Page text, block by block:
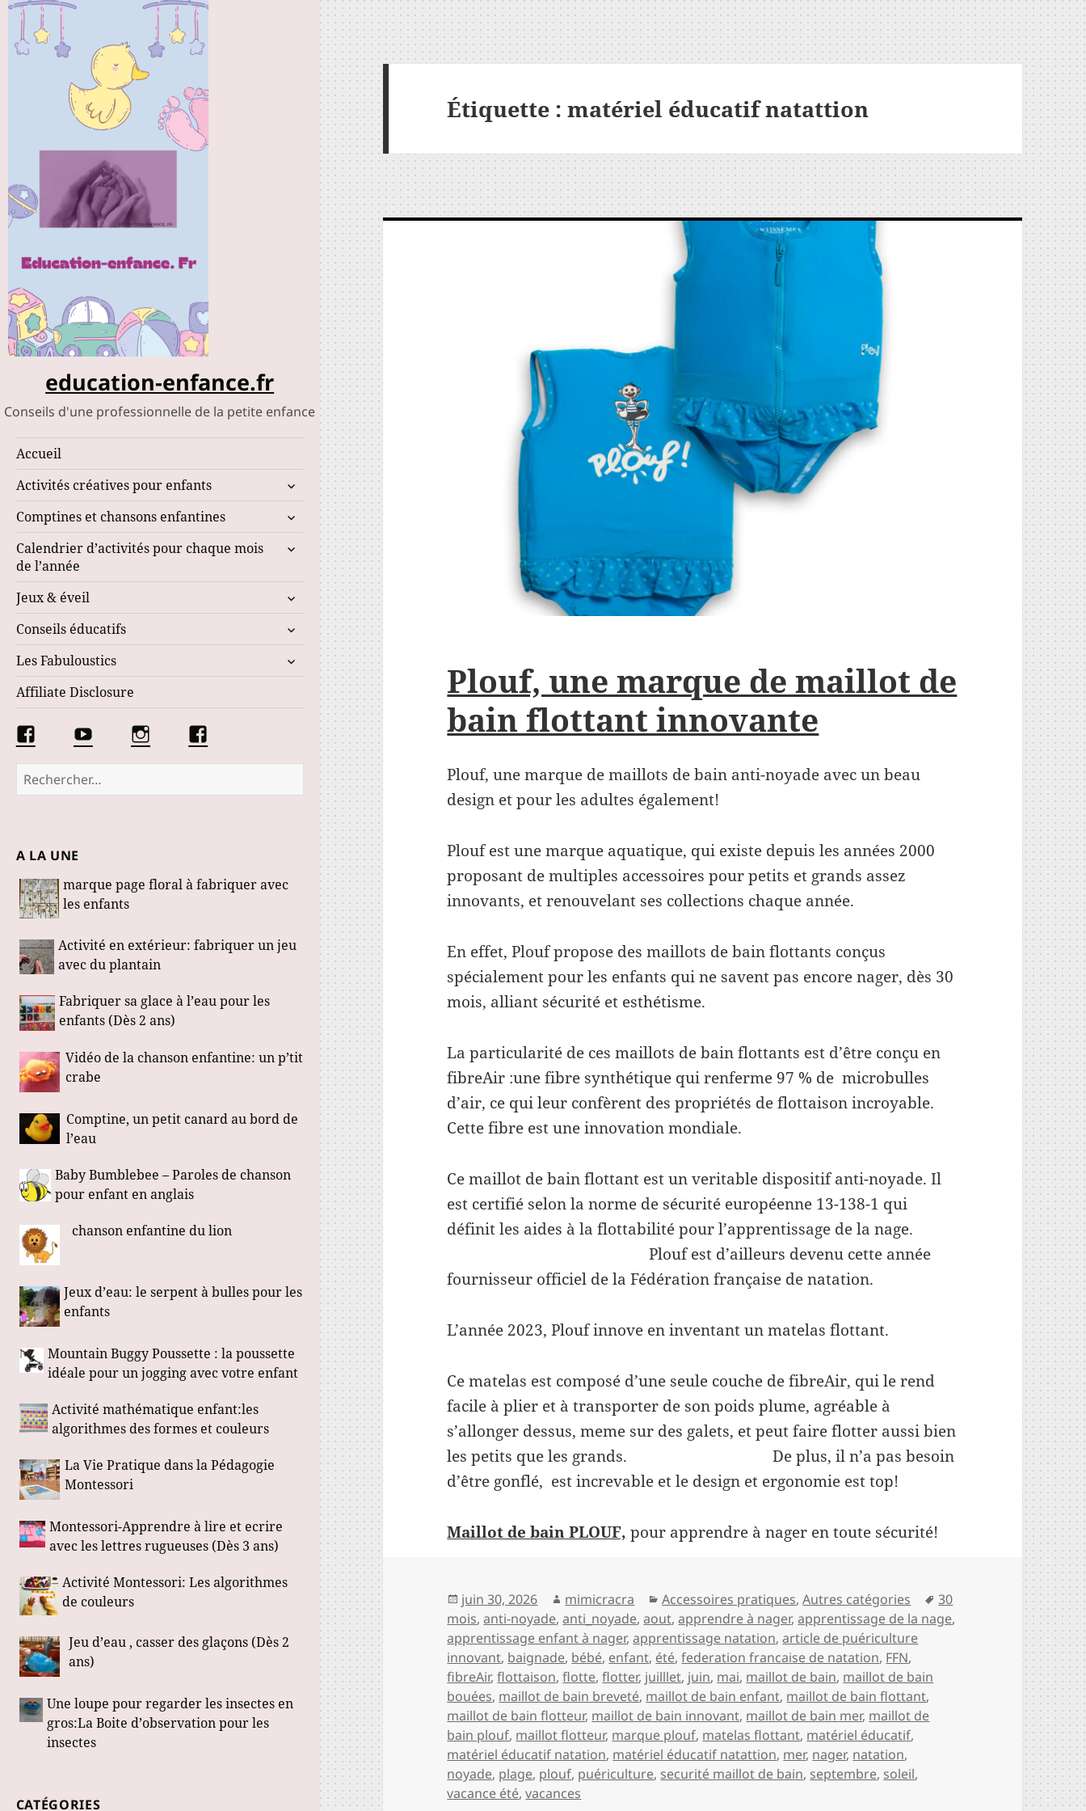
education-enfance.fr
Conseils d'une professionnelle de la petite enfance
Accueil
Activités créatives pour enfants
ouvrir
sous-
Comptines et chansons enfantines
ouvrir
sous-
Calendrier d’activités pour chaque mois
de l’année
ouvrir
menu
Jeux & éveil
ouvrir
sous-
Conseils éducatifs
ouvrir
sous-
Les Fabuloustics
ouvrir
Affiliate Disclosure
Facebook
Les
Fabuloustics
Conseils
d’une
éducatrice
de
Éduquer
les
petits
La
communauté
Marmotille
Rechercher :
A LA UNE
marque page floral à fabriquer avec
les enfants
Activité en extérieur: fabriquer un jeu
avec du plantain
Fabriquer sa glace à l’eau pour les
enfants (Dès 2 ans)
Vidéo de la chanson enfantine: un p’tit
crabe
Comptine, un petit canard au bord de
l’eau
Baby Bumblebee – Paroles de chanson
pour enfant en anglais
chanson enfantine du lion
Jeux d’eau: le serpent à bulles pour les
enfants
Mountain Buggy Poussette : la poussette
idéale pour un jogging avec votre enfant
Activité mathématique enfant:les
algorithmes des formes et couleurs
La Vie Pratique dans la Pédagogie
Montessori
Montessori-Apprendre à lire et ecrire
avec les lettres rugueuses (Dès 3 ans)
Activité Montessori: Les algorithmes
de couleurs
Jeu d’eau , casser des glaçons (Dès 2
ans)
Une loupe pour regarder les insectes en
gros:La Boite d’observation pour les
insectes
CATÉGORIES
Étiquette :matériel éducatif natattion
Plouf, une marque de maillot de
bain flottant innovante
Plouf, une marque de maillots de bain anti-noyade avec un beau
design et pour les adultes également!
Plouf est une marque aquatique, qui existe depuis les années 2000
proposant de multiples accessoires pour petits et grands assez
innovants, et renouvelant ses collections chaque année.
En effet, Plouf propose des maillots de bain flottants conçus
spécialement pour les enfants qui ne savent pas encore nager, dès 30
mois, alliant sécurité et esthétisme.
La particularité de ces maillots de bain flottants est d’être conçu en
fibreAir :une fibre synthétique qui renferme 97 % de microbulles
d’air, ce qui leur confèrent des propriétés de flottaison incroyable.
Cette fibre est une innovation mondiale.
Ce maillot de bain flottant est un veritable dispositif anti-noyade. Il
est certifié selon la norme de sécurité européenne 13-138-1 qui
définit les aides à la flottabilité pour l’apprentissage de la nage.
Plouf est d’ailleurs devenu cette année
fournisseur officiel de la Fédération française de natation.
L’année 2023, Plouf innove en inventant un matelas flottant.
Ce matelas est composé d’une seule couche de fibreAir, qui le rend
facile à plier et à transporter de son poids plume, agréable à
s’allonger dessus, meme sur des galets, et peut faire flotter aussi bien
les petits que les grands. De plus, il n’a pas besoin
d’être gonflé, est increvable et le design et ergonomie est top!
Maillot de bain PLOUF, pour apprendre à nager en toute sécurité!
Publié
le
juin 30, 2026 Auteur
mimicracra Catégories
Accessoires pratiques,Autres catégories
Mots-
clés
30
mois,anti-noyade,anti_noyade,aout,apprendre à nager,apprentissage de la nage,
apprentissage enfant à nager,apprentissage natation,article de puériculture
innovant, baignade, bébé, enfant, été,federation francaise de natation, FFN,
fibreAir,flottaison,flotte,flotter, juilllet, juin, mai, maillot de bain, maillot de bain
bouées, maillot de bain breveté, maillot de bain enfant, maillot de bain flottant,
maillot de bain flotteur, maillot de bain innovant, maillot de bain mer, maillot de
bain plouf, maillot flotteur, marque plouf, matelas flottant, matériel éducatif,
matériel éducatif natation, matériel éducatif natattion, mer, nager, natation,
noyade, plage, plouf, puériculture, securité maillot de bain, septembre, soleil,
vacance été,vacances